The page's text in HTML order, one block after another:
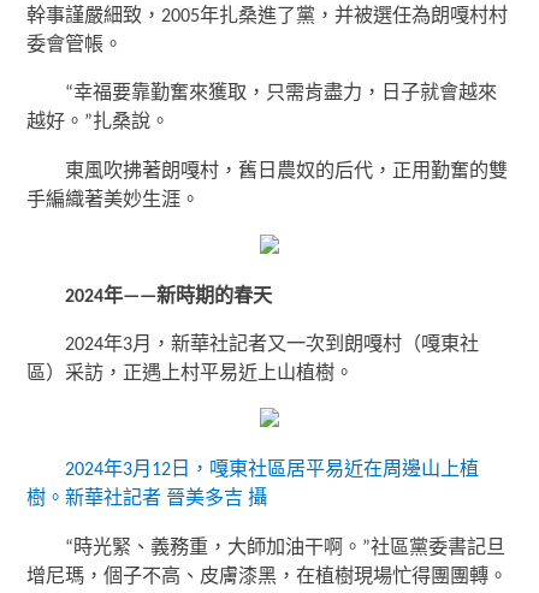
幹事謹嚴細致，2005年扎桑進了黨，并被選任為朗嘎村村
委會管帳。
“幸福要靠勤奮來獲取，只需肯盡力，日子就會越來
越好。”扎桑說。
東風吹拂著朗嘎村，舊日農奴的后代，正用勤奮的雙
手編織著美妙生涯。
2024年——新時期的春天
2024年3月，新華社記者又一次到朗嘎村（嘎東社
區）采訪，正遇上村平易近上山植樹。
2024年3月12日，嘎東社區居平易近在周邊山上植
樹。新華社記者 晉美多吉 攝
“時光緊、義務重，大師加油干啊。”社區黨委書記旦
增尼瑪，個子不高、皮膚漆黑，在植樹現場忙得團團轉。